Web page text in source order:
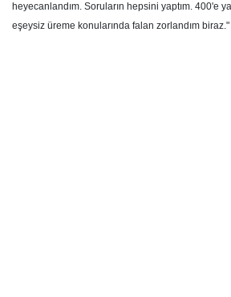
heyecanlandım. Soruların hepsini yaptım. 400'e
eşeysiz üreme konularında falan zorlandım